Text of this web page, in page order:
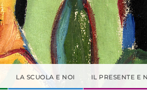
LA SCUOLA E NOI IL PRESENTE E